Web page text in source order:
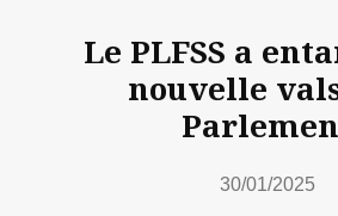
Le PLFSS a
nouvelle
30/01/2025